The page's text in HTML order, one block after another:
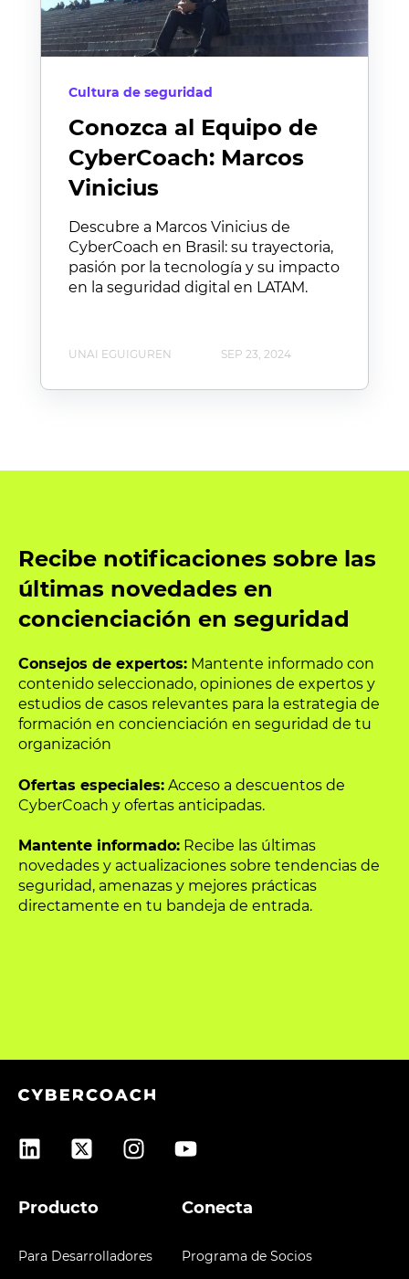
Cultura de seguridad
Conozca al Equipo de
CyberCoach: Marcos
Vinicius
Descubre a Marcos Vinicius de
CyberCoach en Brasil: su trayectoria,
pasión por la tecnología y su impacto
en la seguridad digital en LATAM.
UNAI EGUIGUREN SEP 23, 2024
Recibe notificaciones sobre las
últimas novedades en
concienciación en seguridad
Consejos de expertos: Mantente informado con
contenido seleccionado, opiniones de expertos y
estudios de casos relevantes para la estrategia de
formación en concienciación en seguridad de tu
organización
Ofertas especiales: Acceso a descuentos de
CyberCoach y ofertas anticipadas.
Mantente informado: Recibe las últimas
novedades y actualizaciones sobre tendencias de
seguridad, amenazas y mejores prácticas
directamente en tu bandeja de entrada.
Producto
Para Desarrolladores
Conecta
Programa de Socios